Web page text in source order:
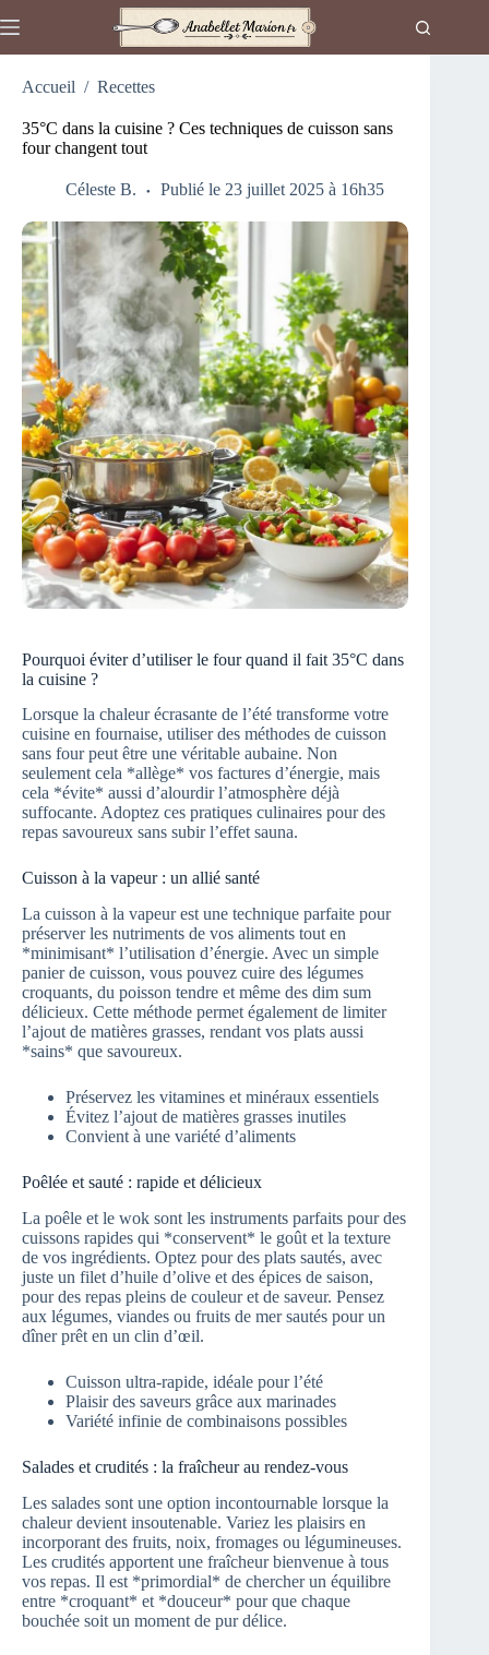
au
Accueil / Recettes
35°C dans la cuisine ? Ces techniques de cuisson sans
four changent tout
Céleste B. Publié le 23 juillet 2025 à 16h35
Pourquoi éviter d’utiliser le four quand il fait 35°C dans
la cuisine ?
Lorsque la chaleur écrasante de l’été transforme votre
cuisine en fournaise, utiliser des méthodes de cuisson
sans four peut être une véritable aubaine. Non
seulement cela *allège* vos factures d’énergie, mais
cela *évite* aussi d’alourdir l’atmosphère déjà
suffocante. Adoptez ces pratiques culinaires pour des
repas savoureux sans subir l’effet sauna.
Cuisson à la vapeur : un allié santé
La cuisson à la vapeur est une technique parfaite pour
préserver les nutriments de vos aliments tout en
*minimisant* l’utilisation d’énergie. Avec un simple
panier de cuisson, vous pouvez cuire des légumes
croquants, du poisson tendre et même des dim sum
délicieux. Cette méthode permet également de limiter
l’ajout de matières grasses, rendant vos plats aussi
*sains* que savoureux.
Préservez les vitamines et minéraux essentiels
Évitez l’ajout de matières grasses inutiles
Convient à une variété d’aliments
Poêlée et sauté : rapide et délicieux
La poêle et le wok sont les instruments parfaits pour des
cuissons rapides qui *conservent* le goût et la texture
de vos ingrédients. Optez pour des plats sautés, avec
juste un filet d’huile d’olive et des épices de saison,
pour des repas pleins de couleur et de saveur. Pensez
aux légumes, viandes ou fruits de mer sautés pour un
dîner prêt en un clin d’œil.
Cuisson ultra-rapide, idéale pour l’été
Plaisir des saveurs grâce aux marinades
Variété infinie de combinaisons possibles
Salades et crudités : la fraîcheur au rendez-vous
Les salades sont une option incontournable lorsque la
chaleur devient insoutenable. Variez les plaisirs en
incorporant des fruits, noix, fromages ou légumineuses.
Les crudités apportent une fraîcheur bienvenue à tous
vos repas. Il est *primordial* de chercher un équilibre
entre *croquant* et *douceur* pour que chaque
bouchée soit un moment de pur délice.